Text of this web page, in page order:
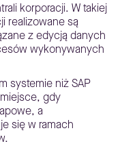
korporacji. W takiej
realizowane są
z edycją danych
wykonywanych
systemie niż SAP
gdy
a
się w ramach